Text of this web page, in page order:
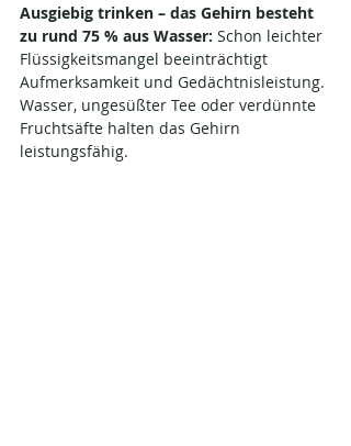
Ausgiebig trinken – das Gehirn besteht
zu rund 75 % aus Wasser: Schon leichter
Flüssigkeitsmangel beeinträchtigt
Aufmerksamkeit und Gedächtnisleistung.
Wasser, ungesüßter Tee oder verdünnte
Fruchtsäfte halten das Gehirn
leistungsfähig.